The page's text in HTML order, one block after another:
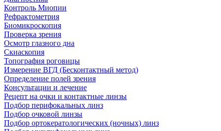
Контроль Миопии
Рефрактометрия
Биомикроскопия
Проверка зрения
Осмотр глазного дна
Скиаскопия
Топография роговицы
Измерение ВГД (Бесконтактный метод)
Определение полей зрения
Консультации и лечение
Рецепт на очки и контактные линзы
Подбор перифокальных линз
Подбор очковой линзы
Подбор ортокератологических (ночных) линз